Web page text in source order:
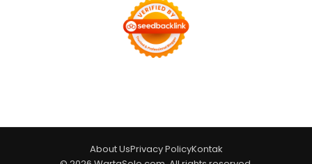
About UsPrivacy PolicyKontak